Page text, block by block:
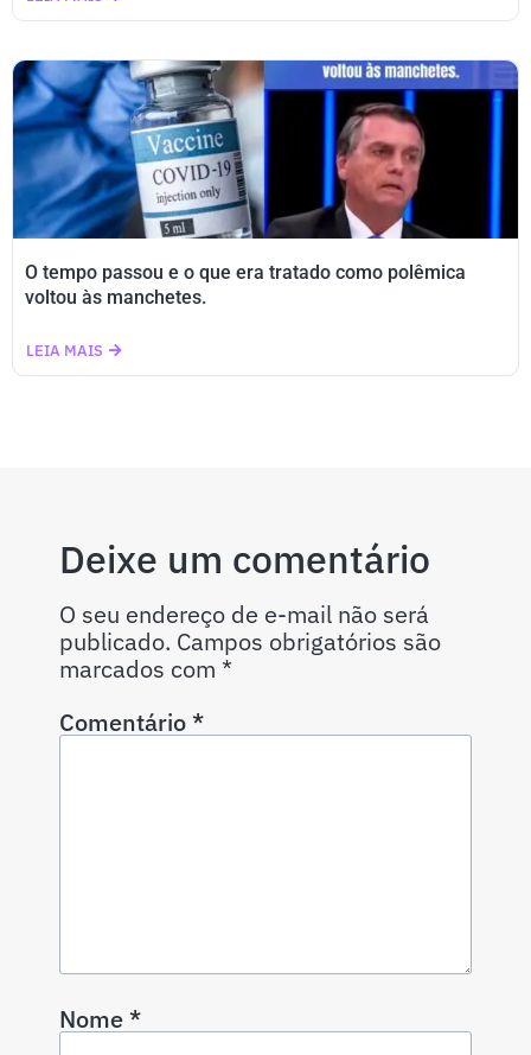
O tempo passou e o que era tratado como polêmica
voltou às manchetes.
LEIA MAIS
Deixe um comentário
O seu endereço de e-mail não será
publicado. Campos obrigatórios são
marcados com *
Comentário*
Nome*